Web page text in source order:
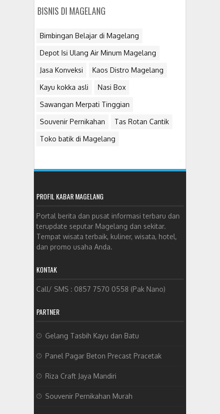
BISNIS DI MAGELANG
Bimbingan Belajar di Magelang
Depot Isi Ulang Air Minum Magelang
Jasa Konveksi Kaos Distro Magelang
Kayu kokka asli Nasi Box
Sawangan Merpati Tinggian
Souvenir Pernikahan Tas Rotan Cantik
Toko batik di Magelang
PROFIL KABAR MAGELANG
Portal berita dan pusat informasi terbaru dan
terupdate seputar Magelang dan sekitar.
Tempat wisata terbaik, kuliner, wisata, hotel,
dan promo usaha Anda.
KONTAK
Call/ SMS : 0857 7570 0558 (Pak Nano)
PARTNER
Gelang Tasbih Kayu dan Batu
Panel Pagar Beton Precast Pracetak
Riza Craft Jaya Mandiri
Souvenir Pernikahan Murah